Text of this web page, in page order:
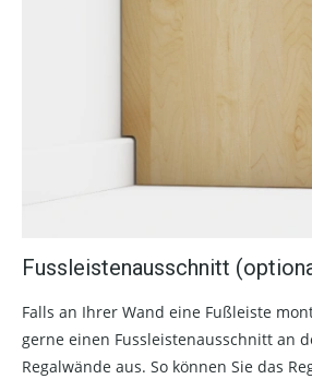
Fussleistenausschnitt
Falls an Ihrer Wand eine Fußleiste
gerne einen Fussleistenausschnitt an
Regalwände aus. So können Sie das